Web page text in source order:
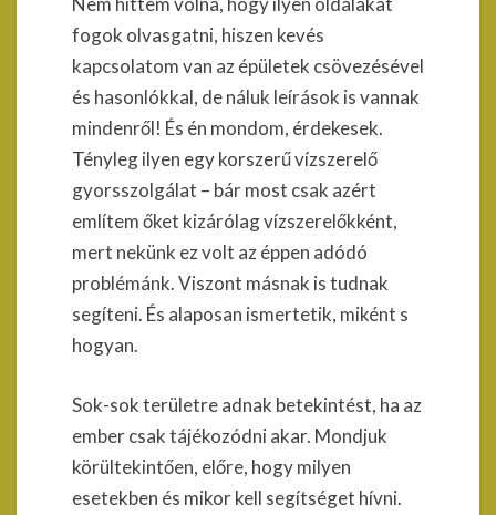
fogok olvasgatni, hiszen kevés
kapcsolatom van az épületek csövezésével
és hasonlókkal, de náluk leírások is vannak
mindenről! És én mondom, érdekesek.
Tényleg ilyen egy korszerű vízszerelő
gyorsszolgálat – bár most csak azért
említem őket kizárólag vízszerelőkként,
mert nekünk ez volt az éppen adódó
problémánk. Viszont másnak is tudnak
segíteni. És alaposan ismertetik, miként s
hogyan.
Sok-sok területre adnak betekintést, ha az
ember csak tájékozódni akar. Mondjuk
körültekintően, előre, hogy milyen
esetekben és mikor kell segítséget hívni.